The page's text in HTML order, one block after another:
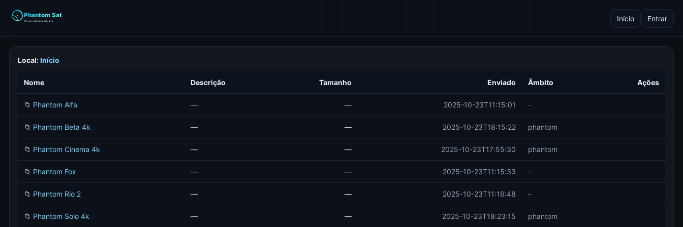
Início Entrar
Local:Início
Nome Descrição Tamanho Enviado Âmbito Ações
📁 Phantom Alfa — — 2025-10-23T11:15:01 -
📁 Phantom Beta 4k — — 2025-10-23T18:15:22 phantom
📁 Phantom Cinema 4k — — 2025-10-23T17:55:30 phantom
📁 Phantom Fox — — 2025-10-23T11:15:33 -
📁 Phantom Rio 2 — — 2025-10-23T11:16:48 -
📁 Phantom Solo 4k — — 2025-10-23T18:23:15 phantom